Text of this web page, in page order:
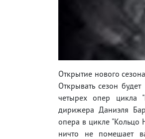
Открытие нового
Открывать сезон
четырех опер цикла
дирижера Даниэля
опера в цикле "Кольцо
ничто не помешает